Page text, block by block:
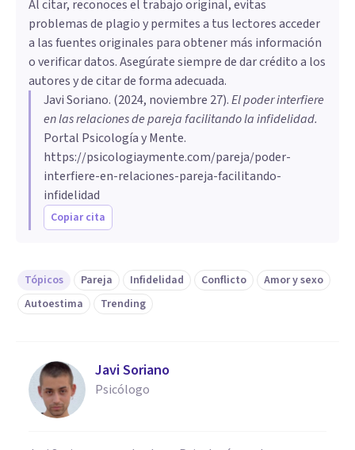
Al citar, reconoces el trabajo original, evitas
problemas de plagio y permites a tus lectores acceder
a las fuentes originales para obtener más información
o verificar datos. Asegúrate siempre de dar crédito a los
autores y de citar de forma adecuada.
Javi Soriano. (2024, noviembre 27).El poder interfiere
en las relaciones de pareja facilitando la infidelidad.
Portal Psicología y Mente.
https://psicologiaymente.com/pareja/poder-
interfiere-en-relaciones-pareja-facilitando-
infidelidad
Copiar cita
Tópicos Pareja Infidelidad Conflicto
Amor y sexo
Autoestima
Trending
Javi Soriano
Psicólogo